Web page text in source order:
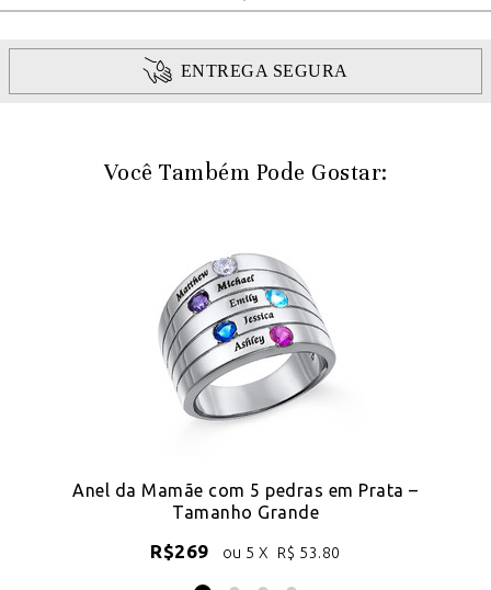
ENTREGA SEGURA
Você Também Pode Gostar:
Anel da Mamãe com 5 pedras em Prata –
Tamanho Grande
R$269 ou 5 X R$ 53.80